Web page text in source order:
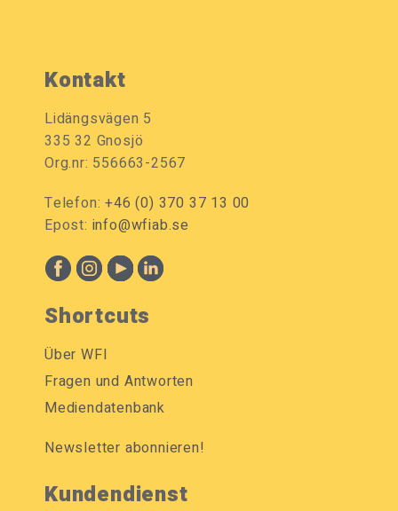
Kontakt
Lidängsvägen 5
335 32 Gnosjö
Org.nr: 556663-2567
Telefon:+46 (0) 370 37 13 00
Epost: info@wfiab.se
Shortcuts
Über WFI
Fragen und Antworten
Mediendatenbank
Newsletter abonnieren!
Kundendienst